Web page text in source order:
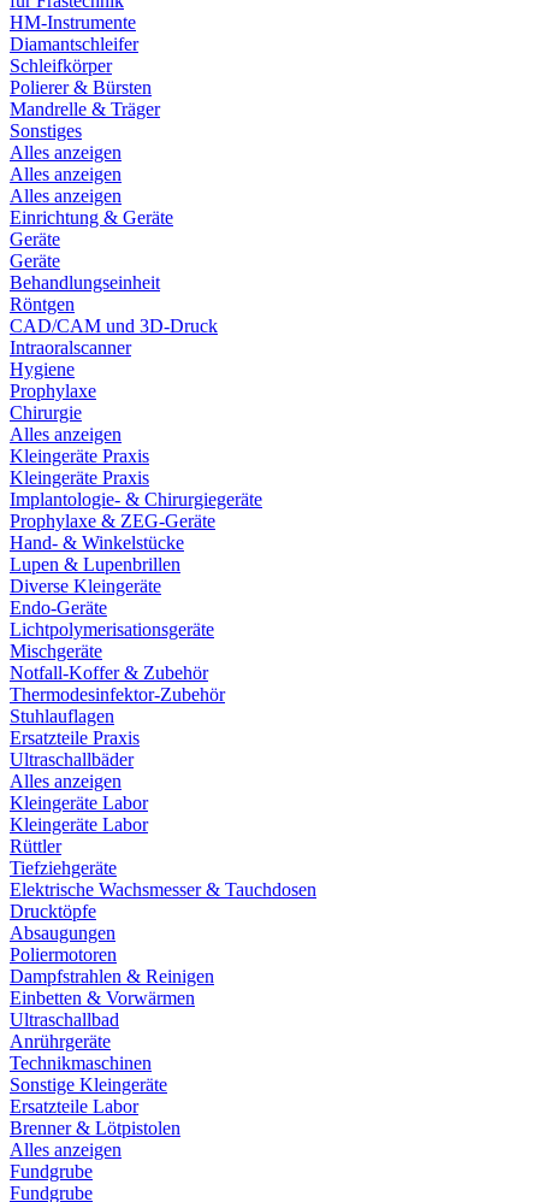
HM-Instrumente
Diamantschleifer
Schleifkörper
Polierer & Bürsten
Mandrelle & Träger
Sonstiges
Alles anzeigen
Alles anzeigen
Alles anzeigen
Einrichtung & Geräte
Geräte
Geräte
Behandlungseinheit
Röntgen
CAD/CAM und 3D-Druck
Intraoralscanner
Hygiene
Prophylaxe
Chirurgie
Alles anzeigen
Kleingeräte Praxis
Kleingeräte Praxis
Implantologie- & Chirurgiegeräte
Prophylaxe & ZEG-Geräte
Hand- & Winkelstücke
Lupen & Lupenbrillen
Diverse Kleingeräte
Endo-Geräte
Lichtpolymerisationsgeräte
Mischgeräte
Notfall-Koffer & Zubehör
Thermodesinfektor-Zubehör
Stuhlauflagen
Ersatzteile Praxis
Ultraschallbäder
Alles anzeigen
Kleingeräte Labor
Kleingeräte Labor
Rüttler
Tiefziehgeräte
Elektrische Wachsmesser & Tauchdosen
Drucktöpfe
Absaugungen
Poliermotoren
Dampfstrahlen & Reinigen
Einbetten & Vorwärmen
Ultraschallbad
Anrührgeräte
Technikmaschinen
Sonstige Kleingeräte
Ersatzteile Labor
Brenner & Lötpistolen
Alles anzeigen
Fundgrube
Fundgrube